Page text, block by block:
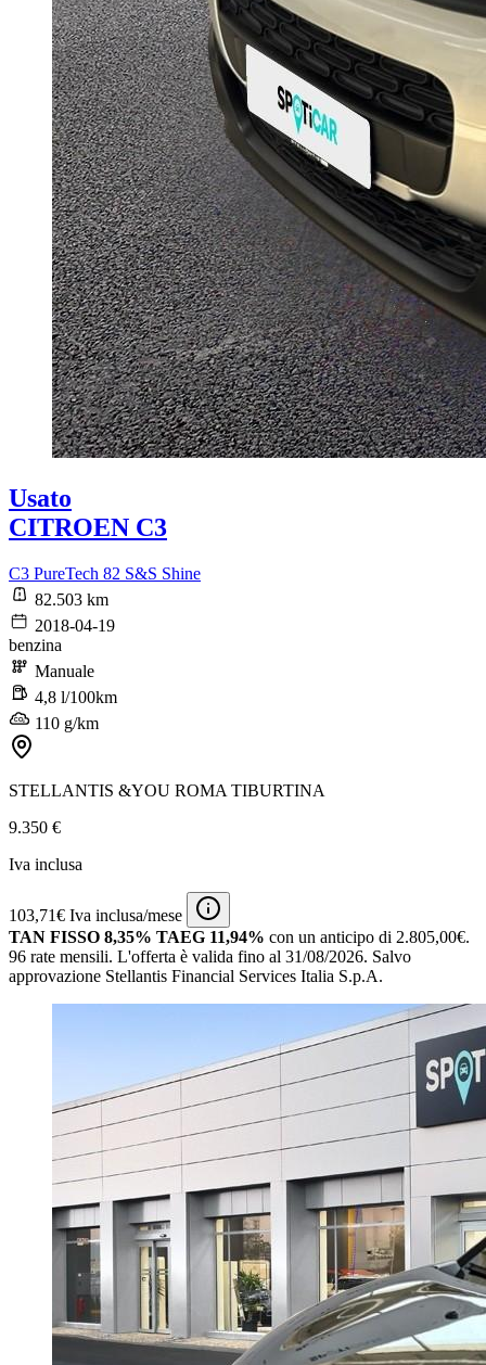
Usato
CITROEN C3
C3 PureTech 82 S&S Shine
82.503 km
2018-04-19
benzina
Manuale
4,8 l/100km
110 g/km
STELLANTIS &YOU ROMA TIBURTINA
9.350 €
Iva inclusa
103,71€ Iva inclusa/mese
TAN FISSO 8,35% TAEG 11,94% con un anticipo di 2.805,00€.
96 rate mensili. L'offerta è valida fino al 31/08/2026. Salvo
approvazione Stellantis Financial Services Italia S.p.A.